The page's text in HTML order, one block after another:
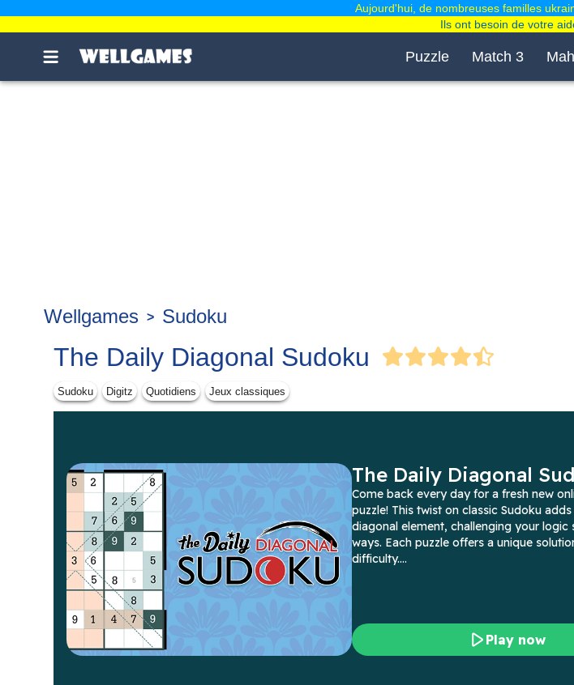
Puzzle Match 3
Wellgames Sudoku
The Daily Diagonal Sudoku
Sudoku Digitz Quotidiens Jeux classiques
Aujourd'hui, de nombreuses familles
Ils ont besoin de votre